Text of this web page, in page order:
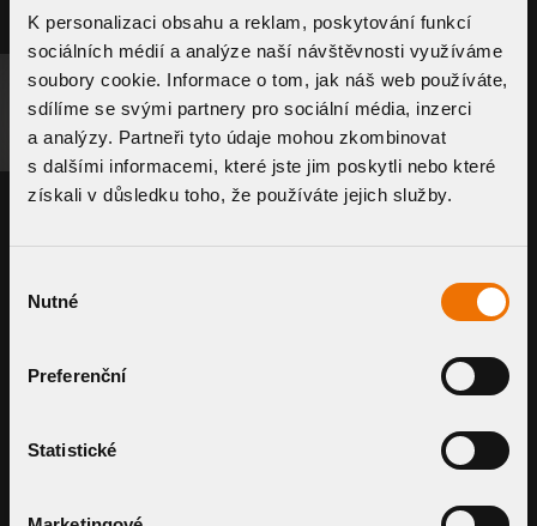
K personalizaci obsahu a reklam, poskytování funkcí
sociálních médií a analýze naší návštěvnosti využíváme
soubory cookie. Informace o tom, jak náš web používáte,
sdílíme se svými partnery pro sociální média, inzerci
a analýzy. Partneři tyto údaje mohou zkombinovat
s dalšími informacemi, které jste jim poskytli nebo které
získali v důsledku toho, že používáte jejich služby.
souhlasu
Nutné
Preferenční
Statistické
POPTAT SYSTÉM
SOUVISEJÍCÍ PRODUKTY
TWZ
víko
TWZF
DETAIL